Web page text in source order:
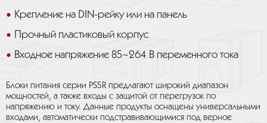
Крепление на DIN-рейку или на панель
Прочный пластиковый корпус
Входное напряжение 85~264 В переменного тока
Блоки питания серии PS5R предлагают широкий диапазон
мощностей, а также входы с защитой от перегрузок по
напряжению и току. Данные продукты оснащены универсальными
входами, автоматически подстравивающимися под верное